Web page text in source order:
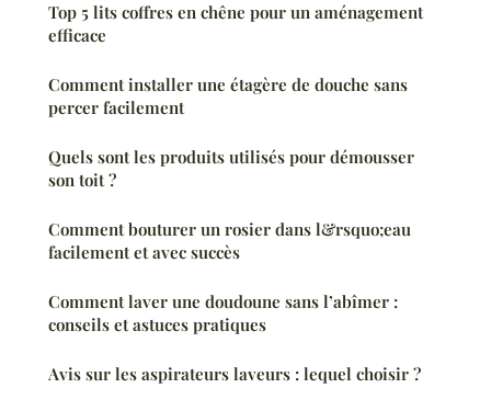
Top 5 lits coffres en chêne pour un aménagement
efficace
Comment installer une étagère de douche sans
percer facilement
Quels sont les produits utilisés pour démousser
son toit ?
Comment bouturer un rosier dans l&rsquo;eau
facilement et avec succès
Comment laver une doudoune sans l’abîmer :
conseils et astuces pratiques
Avis sur les aspirateurs laveurs : lequel choisir ?